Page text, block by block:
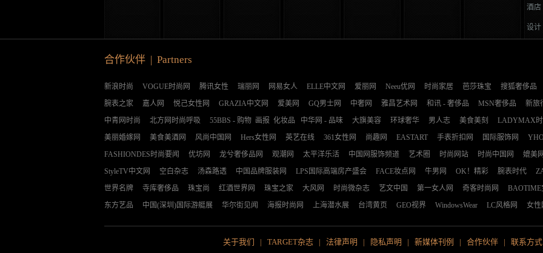
酒店
设计
合作伙伴 | Partners
新浪时尚 VOGUE时尚网 腾讯女性 瑞丽网 网易女人 ELLE中文网 爱丽网 Neeu优网 时尚家居 芭莎珠宝 搜狐奢侈品
腕表之家
嘉人网 悦己女性网 GRAZIA中文网 爱美网 GQ男士网 中奢网 雅昌艺术网 和讯 - 奢侈品 MSN奢侈品 新旅
中青网时尚
北方网时尚呼吸 55BBS - 购物 画报 化妆品 中华网 - 品味 大旗美容 环球奢华 男人志 美食美刻 LADYMAX时
美丽婚嫁网
美食美酒网 风尚中国网 Hers女性网 英艺在线 361女性网 尚趣网 EASTART 手表折扣网 国际服饰网
FASHIONDES时尚要闻
优坊网 龙兮奢侈品网 观潮网 太平洋乐活 中国网服饰频道 艺术圈 时尚网站 时尚中国网 媲美网
StyleTV中文网
空白杂志 汤森路透 中国品牌服装网 LPS国际高端房产盛会 FACE妆点网 牛男网 OK！精彩 腕表时代
世界名牌
寺库奢侈品 珠宝尚 红酒世界网 珠宝之家 大风网 时尚微杂志 艺文中国 第一女人网 奇客时尚网 BAOTIME
东方艺品
中国(深圳)国际游艇展 华尔街见闻 海报时尚网 上海潜水展 台湾黄页 GEO视界 WindowsWear LC风格网 女性
关于我们 | TARGET杂志| 法律声明 | 隐私声明 | 新媒体刊例 | 合作伙伴| 联系方式